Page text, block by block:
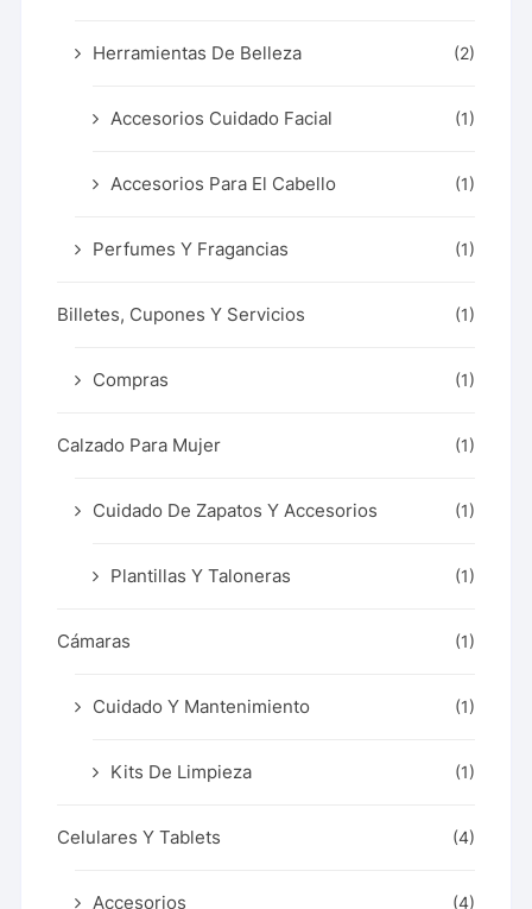
Herramientas De Belleza (2)
Accesorios Cuidado Facial (1)
Accesorios Para El Cabello (1)
Perfumes Y Fragancias (1)
Billetes, Cupones Y Servicios (1)
Compras (1)
Calzado Para Mujer (1)
Cuidado De Zapatos Y Accesorios (1)
Plantillas Y Taloneras (1)
Cámaras (1)
Cuidado Y Mantenimiento (1)
Kits De Limpieza (1)
Celulares Y Tablets (4)
Accesorios (4)